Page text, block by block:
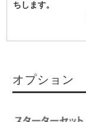
ちします。
オプション